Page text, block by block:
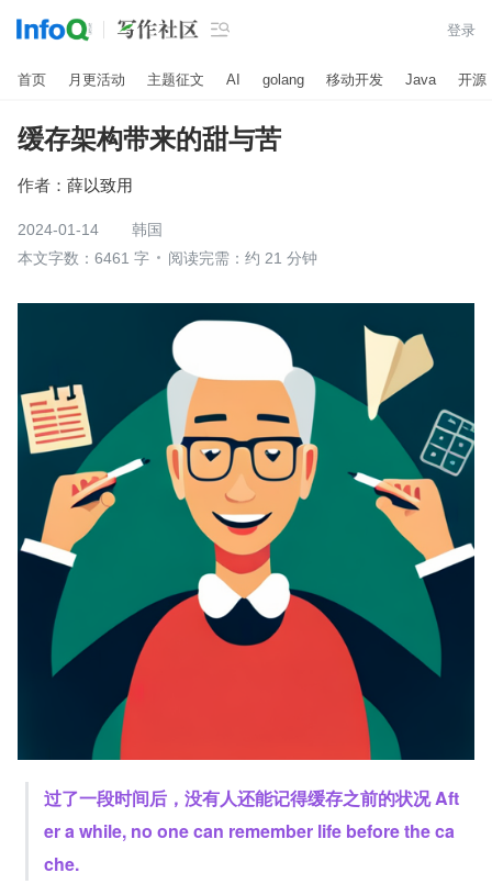
 登录
首页 月更活动 主题征文 AI golang 移动开发 Java 开源
缓存架构带来的甜与苦
作者： 薛以致用
2024-01-14
韩国
本文字数：6461 字
阅读完需：约 21 分钟
过了一段时间后，没有人还能记得缓存之前的状况 Aft
er a while, no one can remember life before the ca
che.